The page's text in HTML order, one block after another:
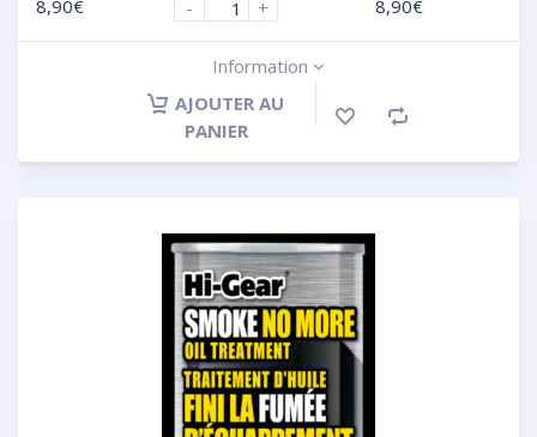
8,90€ - + 8,90€
Information
AJOUTER AU
PANIER